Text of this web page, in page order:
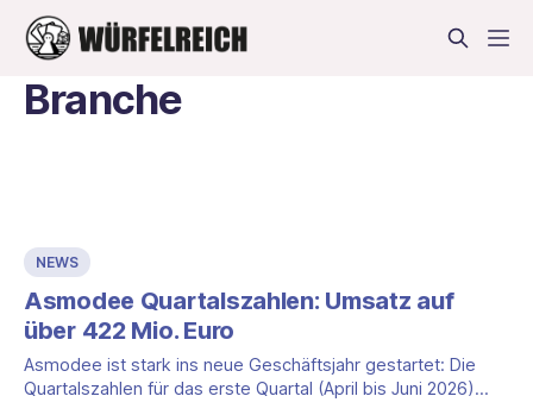
Branche
NEWS
Asmodee Quartalszahlen: Umsatz auf
über 422 Mio. Euro
Asmodee ist stark ins neue Geschäftsjahr gestartet: Die
Quartalszahlen für das erste Quartal (April bis Juni 2026)